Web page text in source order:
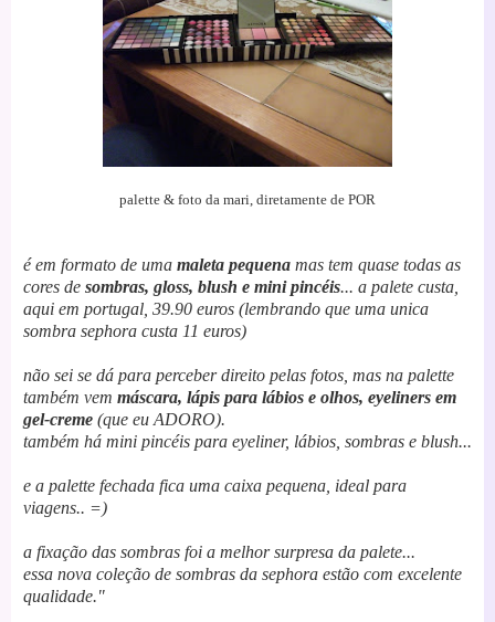
palette & foto da mari, diretamente de POR
é em formato de uma maleta pequena mas tem quase todas as
cores de sombras, gloss, blush e mini pincéis... a palete custa,
aqui em portugal, 39.90 euros (lembrando que uma unica
sombra sephora custa 11 euros)
não sei se dá para perceber direito pelas fotos, mas na palette
também vem máscara, lápis para lábios e olhos, eyeliners em
gel-creme (que eu ADORO).
também há mini pincéis para eyeliner, lábios, sombras e blush...
e a palette fechada fica uma caixa pequena, ideal para
viagens.. =)
a fixação das sombras foi a melhor surpresa da palete...
essa nova coleção de sombras da sephora estão com excelente
qualidade."